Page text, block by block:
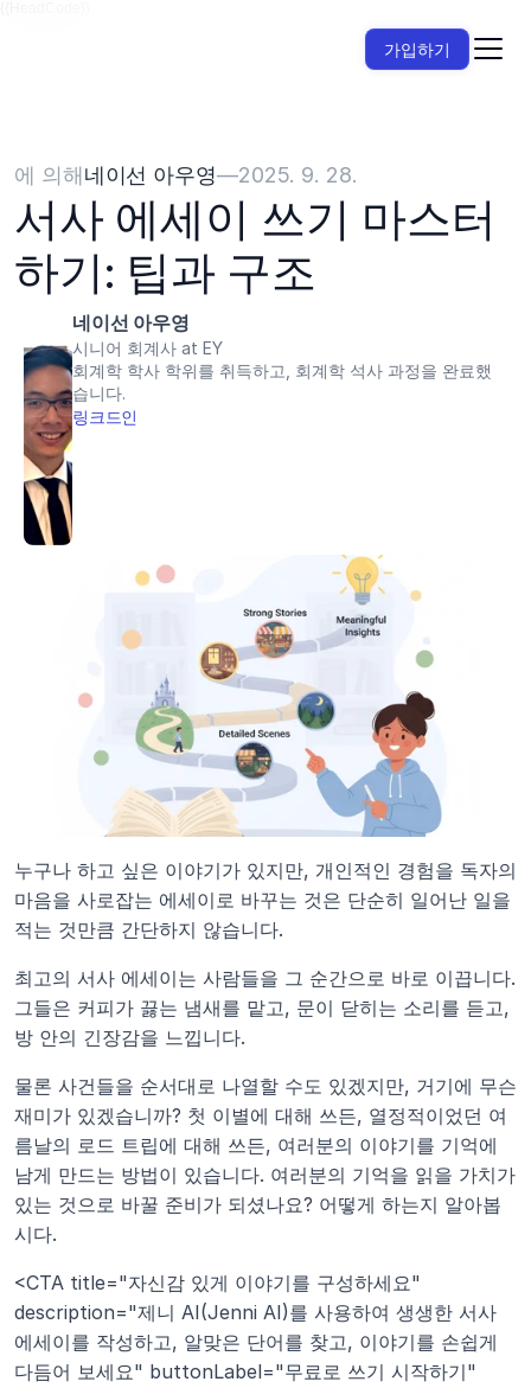
가입하기
에 의해네이선 아우영—2025. 9. 28.
서사 에세이 쓰기 마스터
하기: 팁과 구조
네이선 아우영
시니어 회계사 at EY
회계학 학사 학위를 취득하고, 회계학 석사 과정을 완료했
습니다.
링크드인
누구나 하고 싶은 이야기가 있지만, 개인적인 경험을 독자의
마음을 사로잡는 에세이로 바꾸는 것은 단순히 일어난 일을
적는 것만큼 간단하지 않습니다.
최고의 서사 에세이는 사람들을 그 순간으로 바로 이끕니다.
그들은 커피가 끓는 냄새를 맡고, 문이 닫히는 소리를 듣고,
방 안의 긴장감을 느낍니다.
물론 사건들을 순서대로 나열할 수도 있겠지만, 거기에 무슨
재미가 있겠습니까? 첫 이별에 대해 쓰든, 열정적이었던 여
름날의 로드 트립에 대해 쓰든, 여러분의 이야기를 기억에
남게 만드는 방법이 있습니다. 여러분의 기억을 읽을 가치가
있는 것으로 바꿀 준비가 되셨나요? 어떻게 하는지 알아봅
시다.
<CTA title="자신감 있게 이야기를 구성하세요"
description="제니 AI(Jenni AI)를 사용하여 생생한 서사
에세이를 작성하고, 알맞은 단어를 찾고, 이야기를 손쉽게
다듬어 보세요" buttonLabel="무료로 쓰기 시작하기"